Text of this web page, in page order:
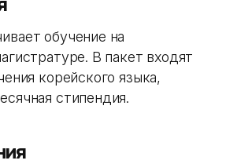
обучение на
В пакет входят
корейского языка,
стипендия.